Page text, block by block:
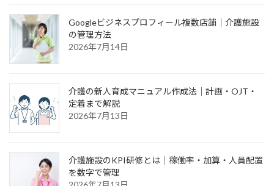
Googleビジネスプロフィール複数店舗｜介護施設
の管理方法
2026年7月14日
介護の新人育成マニュアル作成法｜計画・OJT・
定着まで解説
2026年7月13日
介護施設のKPI研修とは｜稼働率・加算・人員配置
を数字で管理